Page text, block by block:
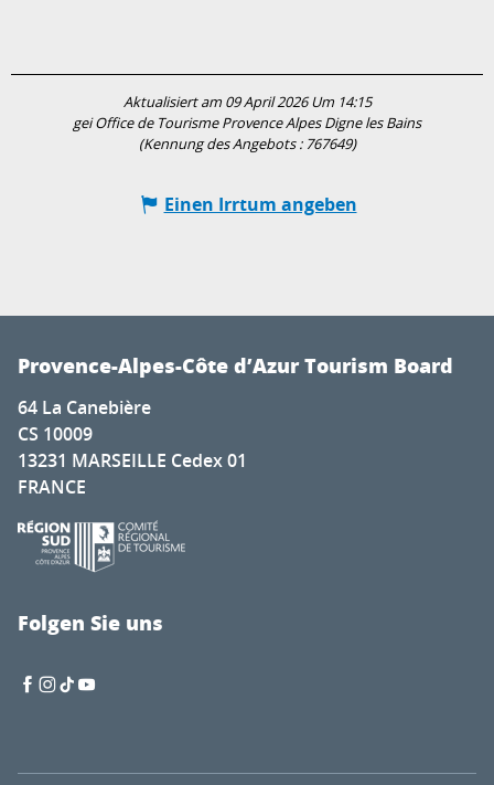
Aktualisiert am 09 April 2026 Um 14:15
gei Office de Tourisme Provence Alpes Digne les Bains
(Kennung des Angebots : 767649)
Einen Irrtum angeben
Provence-Alpes-Côte d’Azur Tourism Board
64 La Canebière
CS 10009
13231 MARSEILLE Cedex 01
FRANCE
Folgen Sie uns